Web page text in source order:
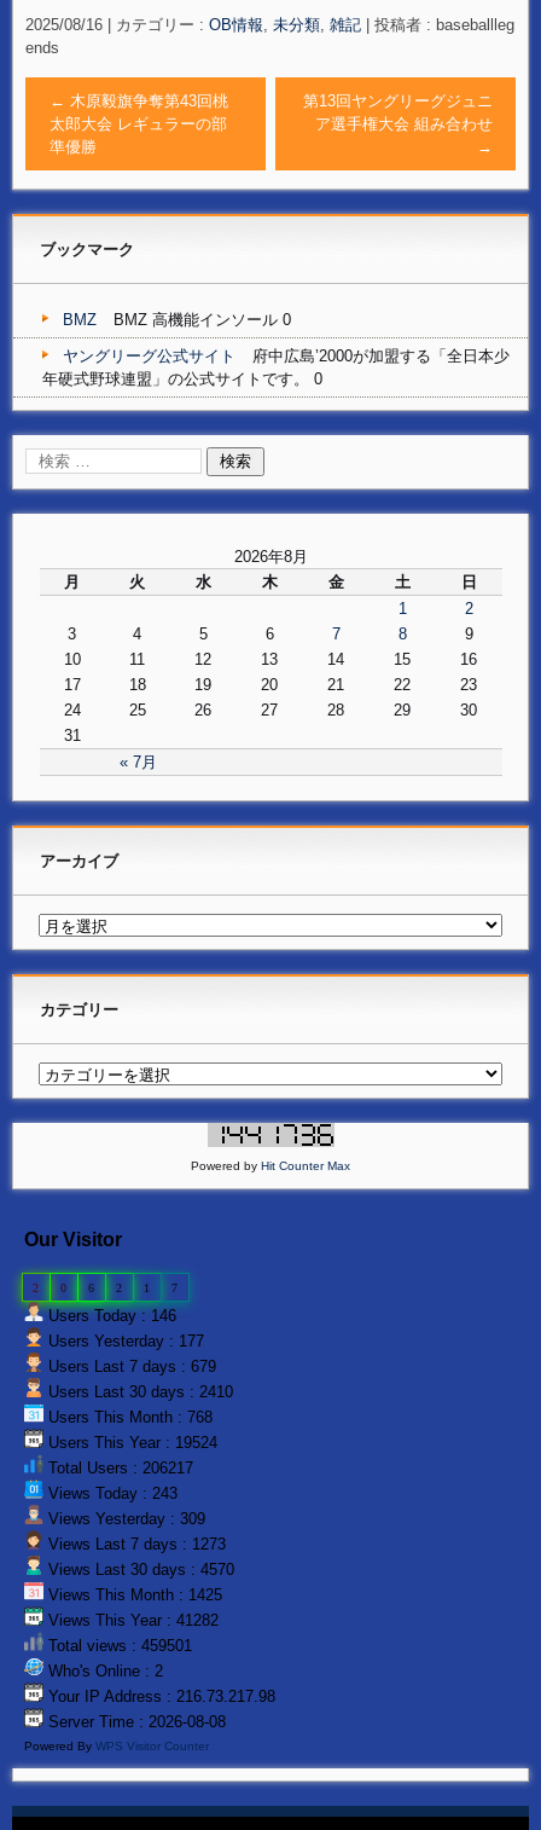
2025/08/16 カテゴリー : OB情報, 未分類, 雑記
投稿者 : baseballleg
ends
← 木原毅旗争奪第43回桃
太郎大会 レギュラーの部
準優勝
第13回ヤングリーグジュニ
ア選手権大会 組み合わせ
→
ブックマーク
BMZ
BMZ 高機能インソール 0
ヤングリーグ公式サイト
府中広島’2000が加盟する「全日本少
年硬式野球連盟」の公式サイトです。 0
2026年8月
月
火 水 木 金 土 日
« 7月
1
2
3
4 5 6 7 8
9
10
11 12 13 14 15
16
17
18 19 20 21 22
23
24
25 26 27 28 29
30
31
アーカイブ
カテゴリー
Powered by Hit Counter Max
Our Visitor
2 0 6 2 1 7
Users Today : 146
Users Yesterday : 177
Users Last 7 days : 679
Users Last 30 days : 2410
Users This Month : 768
Users This Year : 19524
Total Users : 206217
Views Today : 243
Views Yesterday : 309
Views Last 7 days : 1273
Views Last 30 days : 4570
Views This Month : 1425
Views This Year : 41282
Total views : 459501
Who's Online : 2
Your IP Address : 216.73.217.98
Server Time : 2026-08-08
Powered By WPS Visitor Counter